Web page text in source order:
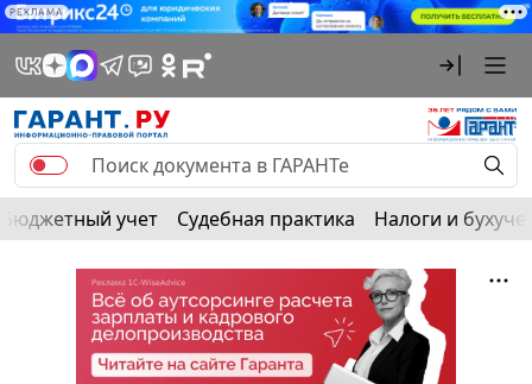
РЕКЛАМА
Бюджетный учет Судебная практика Налоги и